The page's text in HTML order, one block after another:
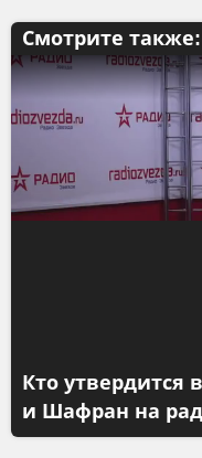
Смотрите также:
Кто утвердится
и Шафран на